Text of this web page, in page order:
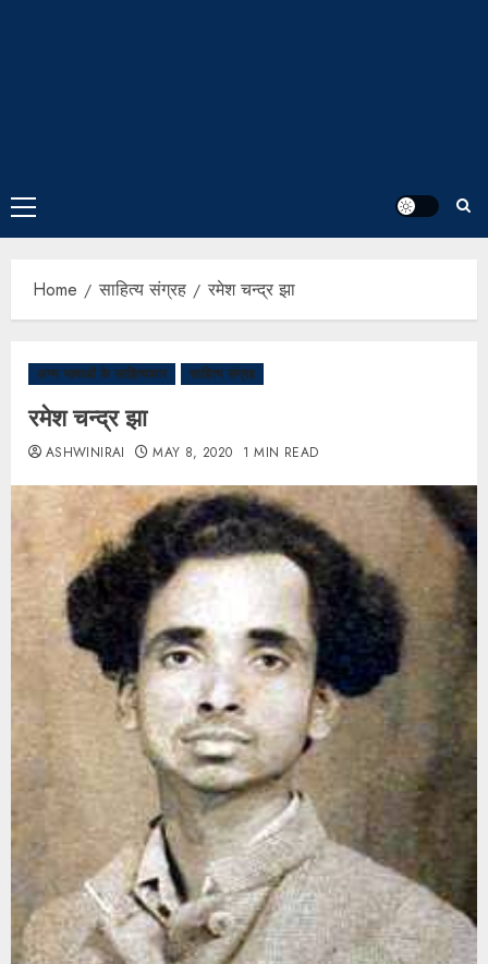
Home साहित्य संग्रह रमेश चन्द्र झा
अन्य भाषाओं के साहित्यकार साहित्य संग्रह
रमेश चन्द्र झा
ASHWINIRAI MAY 8, 2020 1 MIN READ